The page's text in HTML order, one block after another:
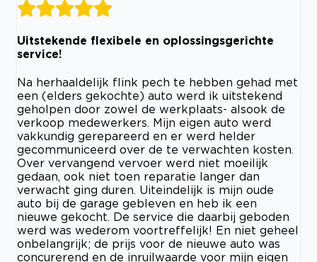
Uitstekende flexibele en oplossingsgerichte
service!
Na herhaaldelijk flink pech te hebben gehad met
een (elders gekochte) auto werd ik uitstekend
geholpen door zowel de werkplaats- alsook de
verkoop medewerkers. Mijn eigen auto werd
vakkundig gerepareerd en er werd helder
gecommuniceerd over de te verwachten kosten.
Over vervangend vervoer werd niet moeilijk
gedaan, ook niet toen reparatie langer dan
verwacht ging duren. Uiteindelijk is mijn oude
auto bij de garage gebleven en heb ik een
nieuwe gekocht. De service die daarbij geboden
werd was wederom voortreffelijk! En niet geheel
onbelangrijk; de prijs voor de nieuwe auto was
concurerend en de inruilwaarde voor mijn eigen